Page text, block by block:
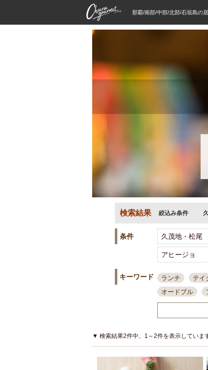
那覇/南部/中部/北部/石垣島の
検索結果 絞込み条件
条件
キーワード ランチ テイ
オードブル
接待・会食
結婚式二次会
夜10時以降入店
貸切可
大
▼ 検索結果2件中、1～2件を表示していま